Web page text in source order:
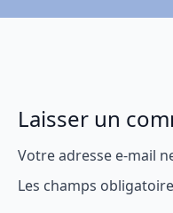
Laisser un
Votre adresse e-mail
Les champs